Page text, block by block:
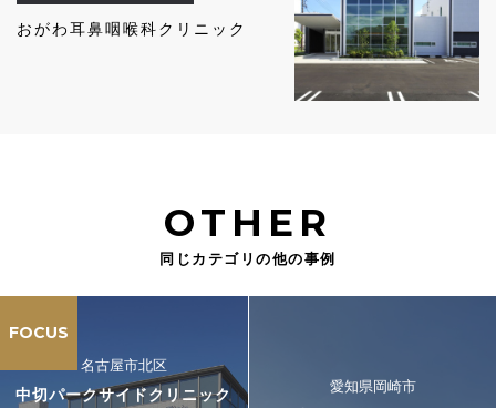
おがわ耳鼻咽喉科クリニック
OTHER
同じカテゴリの他の事例
FOCUS
名古屋市北区
中切パークサイドクリニック 愛知県岡崎市